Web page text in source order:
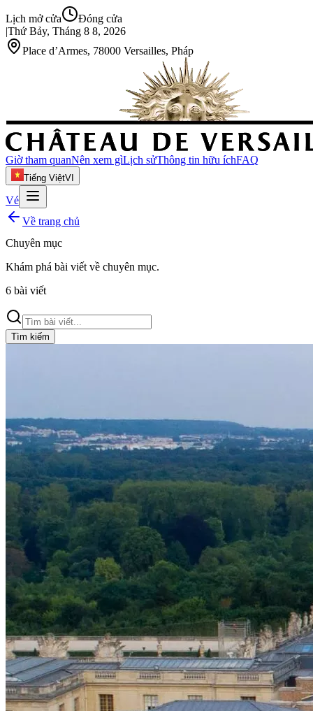
Lịch mở cửa
Đóng cửa
|Thứ Bảy, Tháng 8 8, 2026
Place d’Armes, 78000 Versailles, Pháp
Giờ tham quanNên xem gìLịch sửThông tin hữu íchFAQ
Tiếng ViệtVI
Vé
Về trang chủ
Chuyên mục
Khám phá bài viết về chuyên mục.
6 bài viết
Tìm kiếm